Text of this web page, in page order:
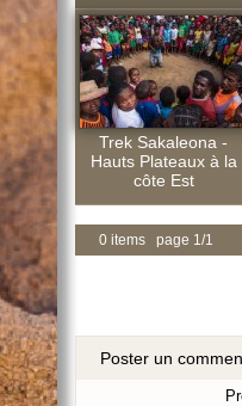
Trek Sakaleona -
Hauts Plateaux à la
côte Est
0 items page 1/1
Poster un